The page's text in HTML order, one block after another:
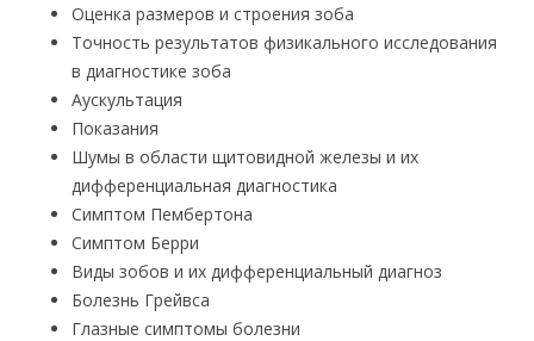
Оценка размеров и строения зоба
Точность результатов физикального исследования
в диагностике зоба
Аускультация
Показания
Шумы в области щитовидной железы и их
дифференциальная диагностика
Симптом Пембертона
Симптом Берри
Виды зобов и их дифференциальный диагноз
Болезнь Грейвса
Глазные симптомы болезни